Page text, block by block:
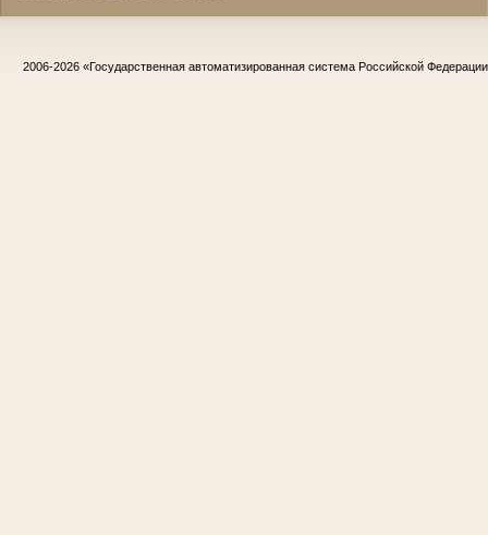
2006-2026 «Государственная автоматизированная система Российской